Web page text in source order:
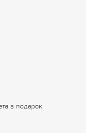
в подарок!